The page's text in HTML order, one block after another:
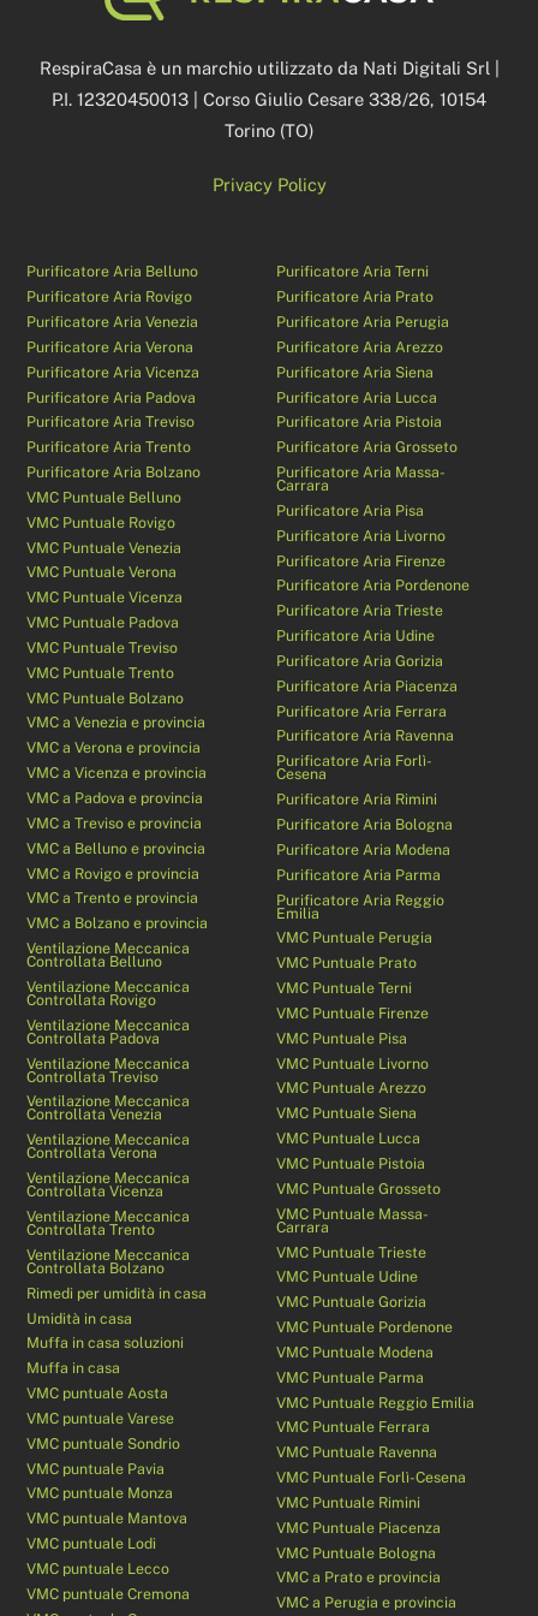
To
RespiraCasa è un marchio utilizzato da Nati Digitali Srl |
P.I. 12320450013 | Corso Giulio Cesare 338/26, 10154
Torino (TO)
Privacy Policy
Purificatore Aria Belluno
Purificatore Aria Rovigo
Purificatore Aria Venezia
Purificatore Aria Verona
Purificatore Aria Vicenza
Purificatore Aria Padova
Purificatore Aria Treviso
Purificatore Aria Trento
Purificatore Aria Bolzano
VMC Puntuale Belluno
VMC Puntuale Rovigo
VMC Puntuale Venezia
VMC Puntuale Verona
VMC Puntuale Vicenza
VMC Puntuale Padova
VMC Puntuale Treviso
VMC Puntuale Trento
VMC Puntuale Bolzano
VMC a Venezia e provincia
VMC a Verona e provincia
VMC a Vicenza e provincia
VMC a Padova e provincia
VMC a Treviso e provincia
VMC a Belluno e provincia
VMC a Rovigo e provincia
VMC a Trento e provincia
VMC a Bolzano e provincia
Ventilazione Meccanica
Controllata Belluno
Ventilazione Meccanica
Controllata Rovigo
Ventilazione Meccanica
Controllata Padova
Ventilazione Meccanica
Controllata Treviso
Ventilazione Meccanica
Controllata Venezia
Ventilazione Meccanica
Controllata Verona
Ventilazione Meccanica
Controllata Vicenza
Ventilazione Meccanica
Controllata Trento
Ventilazione Meccanica
Controllata Bolzano
Rimedi per umidità in casa
Umidità in casa
Muffa in casa soluzioni
Muffa in casa
VMC puntuale Aosta
VMC puntuale Varese
VMC puntuale Sondrio
VMC puntuale Pavia
VMC puntuale Monza
VMC puntuale Mantova
VMC puntuale Lodi
VMC puntuale Lecco
VMC puntuale Cremona
Purificatore Aria Terni
Purificatore Aria Prato
Purificatore Aria Perugia
Purificatore Aria Arezzo
Purificatore Aria Siena
Purificatore Aria Lucca
Purificatore Aria Pistoia
Purificatore Aria Grosseto
Purificatore Aria Massa-
Carrara
Purificatore Aria Pisa
Purificatore Aria Livorno
Purificatore Aria Firenze
Purificatore Aria Pordenone
Purificatore Aria Trieste
Purificatore Aria Udine
Purificatore Aria Gorizia
Purificatore Aria Piacenza
Purificatore Aria Ferrara
Purificatore Aria Ravenna
Purificatore Aria Forlì-
Cesena
Purificatore Aria Rimini
Purificatore Aria Bologna
Purificatore Aria Modena
Purificatore Aria Parma
Purificatore Aria Reggio
Emilia
VMC Puntuale Perugia
VMC Puntuale Prato
VMC Puntuale Terni
VMC Puntuale Firenze
VMC Puntuale Pisa
VMC Puntuale Livorno
VMC Puntuale Arezzo
VMC Puntuale Siena
VMC Puntuale Lucca
VMC Puntuale Pistoia
VMC Puntuale Grosseto
VMC Puntuale Massa-
Carrara
VMC Puntuale Trieste
VMC Puntuale Udine
VMC Puntuale Gorizia
VMC Puntuale Pordenone
VMC Puntuale Modena
VMC Puntuale Parma
VMC Puntuale Reggio Emilia
VMC Puntuale Ferrara
VMC Puntuale Ravenna
VMC Puntuale Forlì-Cesena
VMC Puntuale Rimini
VMC Puntuale Piacenza
VMC Puntuale Bologna
VMC a Prato e provincia
VMC a Perugia e provincia